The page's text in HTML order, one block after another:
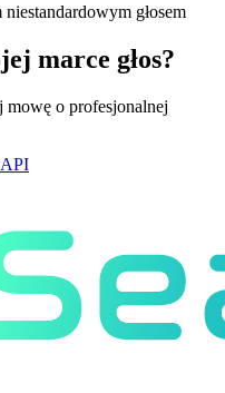
głosem
marce głos?
mowę o profesjonalnej